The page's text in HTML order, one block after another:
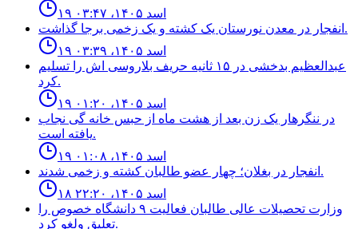
۱۹ اسد ۱۴۰۵، ۰۳:۴۷
انفجار در معدن نورستان يک كشته و یک زخمى برجا گذاشت.
۱۹ اسد ۱۴۰۵، ۰۳:۳۹
عبدالعظيم بدخشى در ١۵ ثانيه حريف بلاروسى اش را تسليم
كرد.
۱۹ اسد ۱۴۰۵، ۰۱:۲۰
در ننگرهار یک زن بعد از هشت ماه از حبس خانه گی نجاب
یافته است.
۱۹ اسد ۱۴۰۵، ۰۱:۰۸
انفجار در بغلان؛ چهار عضو طالبان كشته و زخمى شدند.
۱۸ اسد ۱۴۰۵، ۲۲:۲۰
وزارت تحصيلات عالى طالبان فعاليت ٩ دانشگاه خصوص را
تعليق ولغو كرد.